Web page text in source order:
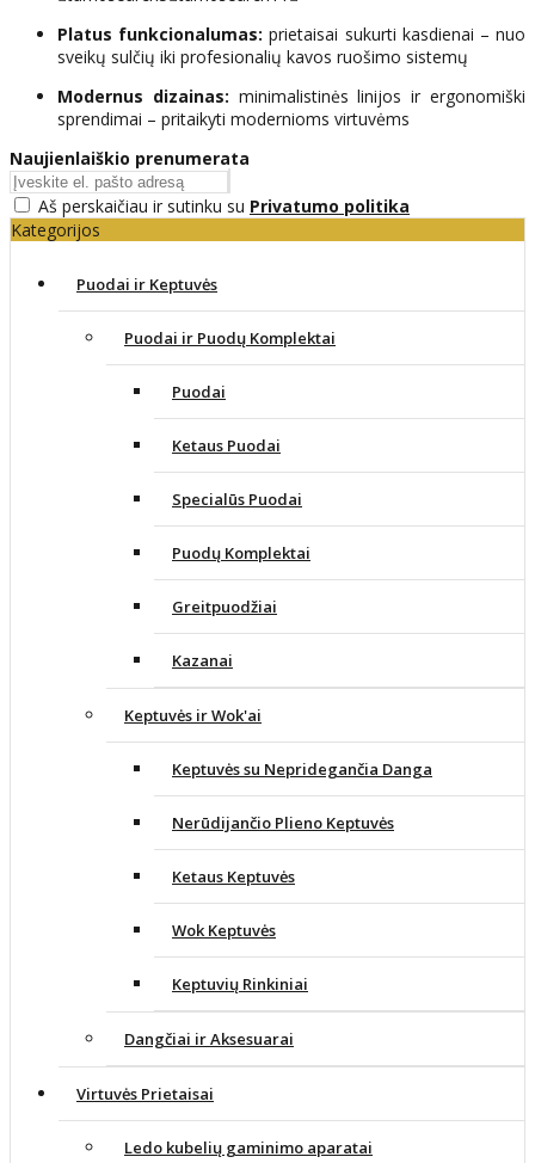
Platus funkcionalumas: prietaisai sukurti kasdienai – nuo
sveikų sulčių iki profesionalių kavos ruošimo sistemų
Modernus dizainas: minimalistinės linijos ir ergonomiški
sprendimai – pritaikyti modernioms virtuvėms
Naujienlaiškio prenumerata
Aš perskaičiau ir sutinku su Privatumo politika
Kategorijos
Puodai ir Keptuvės
Puodai ir Puodų Komplektai
Puodai
Ketaus Puodai
Specialūs Puodai
Puodų Komplektai
Greitpuodžiai
Kazanai
Keptuvės ir Wok'ai
Keptuvės su Nepridegančia Danga
Nerūdijančio Plieno Keptuvės
Ketaus Keptuvės
Wok Keptuvės
Keptuvių Rinkiniai
Dangčiai ir Aksesuarai
Virtuvės Prietaisai
Ledo kubelių gaminimo aparatai